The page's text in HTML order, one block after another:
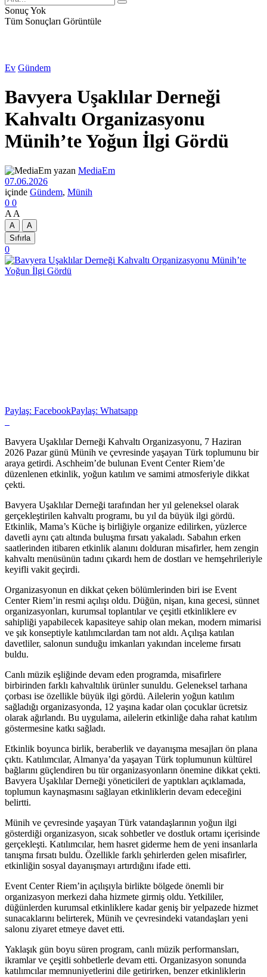
Sonuç Yok
Tüm Sonuçları Görüntüle
Ev Gündem
Bavyera Uşaklılar Derneği
Kahvaltı Organizasyonu
Münih’te Yoğun İlgi Gördü
yazan MediaEm
07.06.2026
içinde Gündem, Münih
0 0
A A
A
A
Sıfırla
0
Paylaş: FacebookPaylaş: Whatsapp
Bavyera Uşaklılar Derneği Kahvaltı Organizasyonu, 7 Haziran
2026 Pazar günü Münih ve çevresinde yaşayan Türk toplumunu bir
araya getirdi. Aschheim’de bulunan Event Center Riem’de
düzenlenen etkinlik, yoğun katılım ve samimi atmosferiyle dikkat
çekti.
Bavyera Uşaklılar Derneği tarafından her yıl geleneksel olarak
gerçekleştirilen kahvaltı programı, bu yıl da büyük ilgi gördü.
Etkinlik, Mama’s Küche iş birliğiyle organize edilirken, yüzlerce
davetli aynı çatı altında buluşma fırsatı yakaladı. Sabahın erken
saatlerinden itibaren etkinlik alanını dolduran misafirler, hem zengin
kahvaltı menüsünün tadını çıkardı hem de dostları ve hemşehrileriyle
keyifli vakit geçirdi.
Organizasyonun en dikkat çeken bölümlerinden biri ise Event
Center Riem’in resmi açılışı oldu. Düğün, nişan, kına gecesi, sünnet
organizasyonları, kurumsal toplantılar ve çeşitli etkinliklere ev
sahipliği yapabilecek kapasiteye sahip olan mekan, modern mimarisi
ve şık konseptiyle katılımcılardan tam not aldı. Açılışa katılan
davetliler, salonun sunduğu imkanları yakından inceleme fırsatı
buldu.
Canlı müzik eşliğinde devam eden programda, misafirlere
birbirinden farklı kahvaltılık ürünler sunuldu. Geleneksel tarhana
çorbası ise özellikle büyük ilgi gördü. Ailelerin yoğun katılım
sağladığı organizasyonda, 12 yaşına kadar olan çocuklar ücretsiz
olarak ağırlandı. Bu uygulama, ailelerin etkinliğe daha rahat katılım
göstermesine katkı sağladı.
Etkinlik boyunca birlik, beraberlik ve dayanışma mesajları ön plana
çıktı. Katılımcılar, Almanya’da yaşayan Türk toplumunun kültürel
bağlarını güçlendiren bu tür organizasyonların önemine dikkat çekti.
Bavyera Uşaklılar Derneği yöneticileri de yaptıkları açıklamada,
toplumun kaynaşmasını sağlayan etkinliklerin devam edeceğini
belirtti.
Münih ve çevresinde yaşayan Türk vatandaşlarının yoğun ilgi
gösterdiği organizasyon, sıcak sohbetler ve dostluk ortamı içerisinde
gerçekleşti. Katılımcılar, hem hasret giderme hem de yeni insanlarla
tanışma fırsatı buldu. Özellikle farklı şehirlerden gelen misafirler,
etkinliğin sosyal dayanışmayı artırdığını ifade etti.
Event Center Riem’in açılışıyla birlikte bölgede önemli bir
organizasyon merkezi daha hizmete girmiş oldu. Yetkililer,
düğünlerden kurumsal etkinliklere kadar geniş bir yelpazede hizmet
sunacaklarını belirterek, Münih ve çevresindeki vatandaşları yeni
salonu ziyaret etmeye davet etti.
Yaklaşık gün boyu süren program, canlı müzik performansları,
ikramlar ve çeşitli sohbetlerle devam etti. Organizasyon sonunda
katılımcılar memnuniyetlerini dile getirirken, benzer etkinliklerin